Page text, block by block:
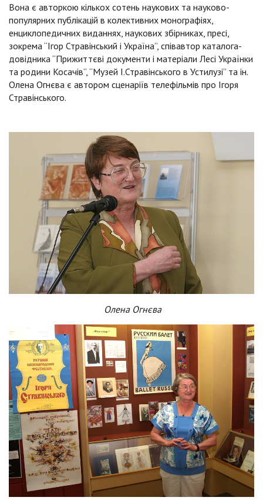
Вона є авторкою кількох сотень наукових та науково-
популярних публікацій в колективних монографіях,
енциклопедичних виданнях, наукових збірниках, пресі,
зокрема “Ігор Стравінський і Україна”, співавтор каталога-
довідника “Прижиттєві документи і матеріали Лесі Українки
та родини Косачів”, “Музей І.Стравінського в Устилузі” та ін.
Олена Огнєва є автором сценаріїв телефільмів про Ігоря
Стравінського.
Олена Огнєва